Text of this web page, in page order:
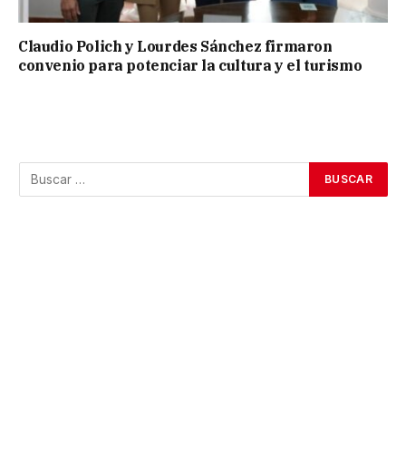
Claudio Polich y Lourdes Sánchez firmaron
convenio para potenciar la cultura y el turismo